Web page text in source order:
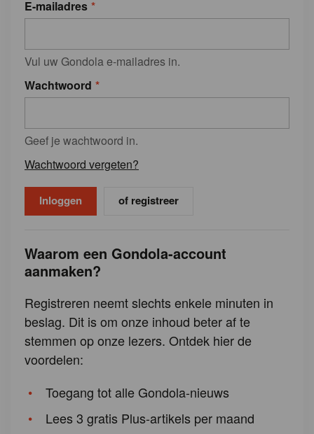
E-mailadres
Vul uw Gondola e-mailadres in.
Wachtwoord
Geef je wachtwoord in.
Wachtwoord vergeten?
of registreer
Waarom een Gondola-account
aanmaken?
Registreren neemt slechts enkele minuten in
beslag. Dit is om onze inhoud beter af te
stemmen op onze lezers. Ontdek hier de
voordelen:
Toegang tot alle Gondola-nieuws
Lees 3 gratis Plus-artikels per maand